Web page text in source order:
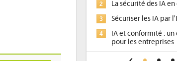
La sécurité des IA en question
Sécuriser les IA par l'IA
IA et conformité : un défi crucial
pour les entreprises
5
Une IA de confiance pour une IA